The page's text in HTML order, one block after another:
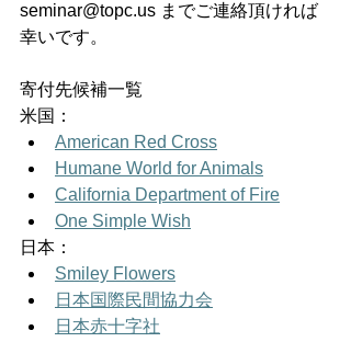
seminar@topc.us までご連絡頂ければ
幸いです。
寄付先候補一覧
米国：
American Red Cross
Humane World for Animals
California Department of Fire
One Simple Wish
日本：
Smiley Flowers
日本国際民間協力会
日本赤十字社